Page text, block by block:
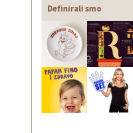
Definirali smo